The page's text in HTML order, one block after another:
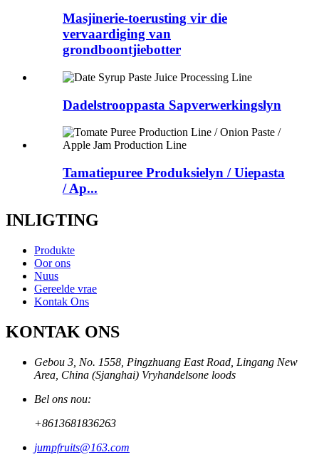
Masjinerie-toerusting vir die
vervaardiging van
grondboontjiebotter
Dadelstrooppasta Sapverwerkingslyn
Tamatiepuree Produksielyn / Uiepasta
/ Ap...
INLIGTING
Produkte
Oor ons
Nuus
Gereelde vrae
Kontak Ons
KONTAK ONS
Gebou 3, No. 1558, Pingzhuang East Road, Lingang New
Area, China (Sjanghai) Vryhandelsone loods
Bel ons nou:
+8613681836263
jumpfruits@163.com